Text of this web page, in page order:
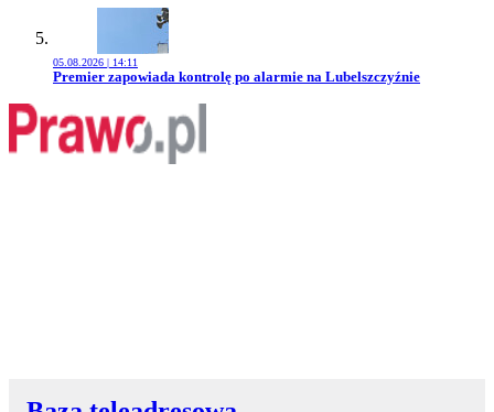
05.08.2026 | 14:11
Przejdź do artykułu:
Premier zapowiada kontrolę po alarmie na Lubelszczyźnie